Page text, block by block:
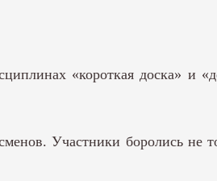
«короткая доска» и
Участники боролись не